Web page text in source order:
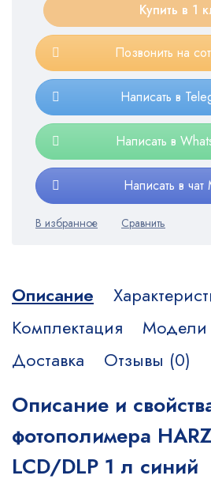
Купить в 1
Позвонить на
Написать в
Написать в
Написать в чат
Описание
Комплектация
Модели
Доставка
Отзывы (0)
Описание и
фотополимера
LCD/DLP 1 л синий